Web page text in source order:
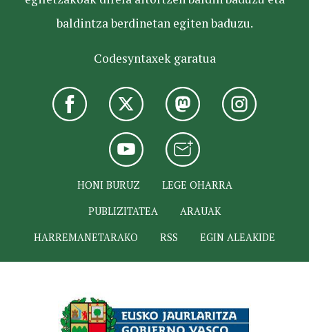
baldintza berdinetan egiten baduzu.
Codesyntaxek garatua
HONI BURUZ
LEGE OHARRA
PUBLIZITATEA
ARAUAK
HARREMANETARAKO
RSS EGIN ALEAKIDE